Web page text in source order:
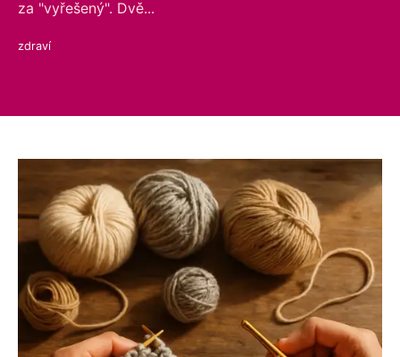
za "vyřešený". Dvě...
zdraví